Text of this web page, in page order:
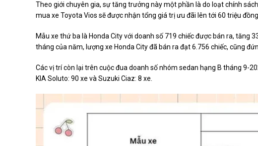
Theo giới chuyên gia, sự tăng trưởng này một phần là do loạt chính
mua xe Toyota Vios sẽ được nhận tổng giá trị ưu đãi lên tới 60 triệu
Mẫu xe thứ ba là Honda City với doanh số 719 chiếc được bán ra, tăng
tháng của năm, lượng xe Honda City đã bán ra đạt 6.756 chiếc, cũng
Các vị trí còn lại trên cuộc đua doanh số nhóm sedan hạng B tháng 9-
KIA Soluto: 90 xe và Suzuki Ciaz: 8 xe.